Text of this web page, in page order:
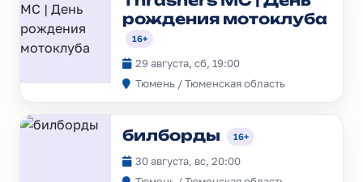
рождения мотоклуба
16+
29 августа, сб, 19:00
Тюмень / Тюменская область
билборды 16+
30 августа, вс, 20:00